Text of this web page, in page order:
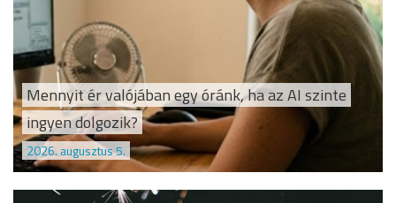
Mennyit ér valójában egy óránk, ha az AI szinte
ingyen dolgozik?
2026. augusztus 5.